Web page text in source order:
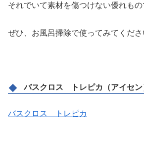
それでいて素材を傷つけない優れもの
ぜひ、お風呂掃除で使ってみてくださ
バスクロス トレピカ（アイセン
バスクロス トレピカ